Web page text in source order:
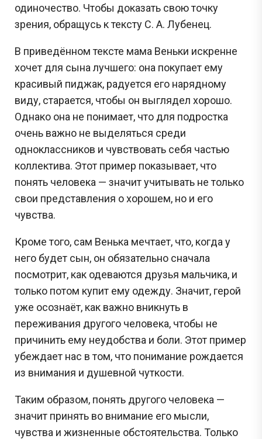
одиночество. Чтобы доказать свою точку
зрения, обращусь к тексту С. А. Лубенец.
В приведённом тексте мама Веньки искренне
хочет для сына лучшего: она покупает ему
красивый пиджак, радуется его нарядному
виду, старается, чтобы он выглядел хорошо.
Однако она не понимает, что для подростка
очень важно не выделяться среди
одноклассников и чувствовать себя частью
коллектива. Этот пример показывает, что
понять человека — значит учитывать не только
свои представления о хорошем, но и его
чувства.
Кроме того, сам Венька мечтает, что, когда у
него будет сын, он обязательно сначала
посмотрит, как одеваются друзья мальчика, и
только потом купит ему одежду. Значит, герой
уже осознаёт, как важно вникнуть в
переживания другого человека, чтобы не
причинить ему неудобства и боли. Этот пример
убеждает нас в том, что понимание рождается
из внимания и душевной чуткости.
Таким образом, понять другого человека —
значит принять во внимание его мысли,
чувства и жизненные обстоятельства. Только